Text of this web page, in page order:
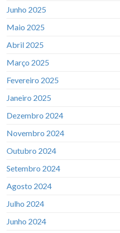
Junho 2025
Maio 2025
Abril 2025
Março 2025
Fevereiro 2025
Janeiro 2025
Dezembro 2024
Novembro 2024
Outubro 2024
Setembro 2024
Agosto 2024
Julho 2024
Junho 2024